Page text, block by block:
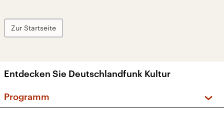
Zur Startseite
Entdecken Sie Deutschlandfunk Kultur
Programm